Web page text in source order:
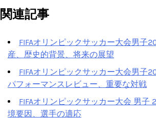
関連記事
FIFAオリンピックサッカー大会男子
産、歴史的背景、将来の展望
FIFAオリンピックサッカー大会男子
パフォーマンスレビュー、重要な対戦
FIFAオリンピックサッカー大会 男子
境要因、選手の適応